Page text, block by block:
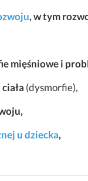
, w tym
mięśniowe i
(dysmorfie),
u dziecka,